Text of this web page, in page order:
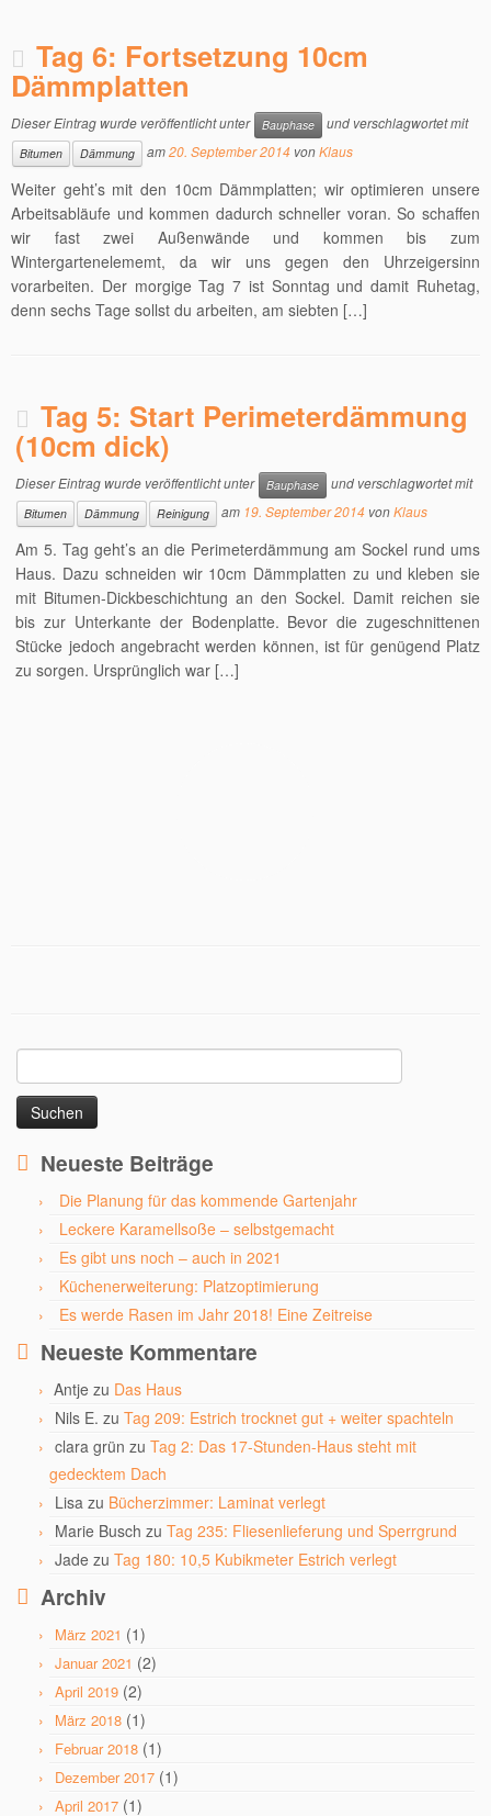
Tag 6: Fortsetzung 10cm
Dämmplatten
Dieser Eintrag wurde veröffentlicht unter Bauphase und verschlagwortet mit
Bitumen Dämmung am20. September 2014 vonKlaus
Weiter geht’s mit den 10cm Dämmplatten; wir optimieren unsere
Arbeitsabläufe und kommen dadurch schneller voran. So schaffen
wir fast zwei Außenwände und kommen bis zum
Wintergartenelememt, da wir uns gegen den Uhrzeigersinn
vorarbeiten. Der morgige Tag 7 ist Sonntag und damit Ruhetag,
denn sechs Tage sollst du arbeiten, am siebten […]
Tag 5: Start Perimeterdämmung
(10cm dick)
Dieser Eintrag wurde veröffentlicht unter Bauphase und verschlagwortet mit
Bitumen Dämmung Reinigung am 19. September 2014 vonKlaus
Am 5. Tag geht’s an die Perimeterdämmung am Sockel rund ums
Haus. Dazu schneiden wir 10cm Dämmplatten zu und kleben sie
mit Bitumen-Dickbeschichtung an den Sockel. Damit reichen sie
bis zur Unterkante der Bodenplatte. Bevor die zugeschnittenen
Stücke jedoch angebracht werden können, ist für genügend Platz
zu sorgen. Ursprünglich war […]
nach:
Neueste Beiträge
Die Planung für das kommende Gartenjahr
Leckere Karamellsoße – selbstgemacht
Es gibt uns noch – auch in 2021
Küchenerweiterung: Platzoptimierung
Es werde Rasen im Jahr 2018! Eine Zeitreise
Neueste Kommentare
Antje zu Das Haus
Nils E. zu Tag 209: Estrich trocknet gut + weiter spachteln
clara grün zu Tag 2: Das 17-Stunden-Haus steht mit
gedecktem Dach
Lisa zu Bücherzimmer: Laminat verlegt
Marie Busch zu Tag 235: Fliesenlieferung und Sperrgrund
Jade zu Tag 180: 10,5 Kubikmeter Estrich verlegt
Archiv
März 2021 (1)
Januar 2021 (2)
April 2019 (2)
März 2018 (1)
Februar 2018 (1)
Dezember 2017 (1)
April 2017 (1)